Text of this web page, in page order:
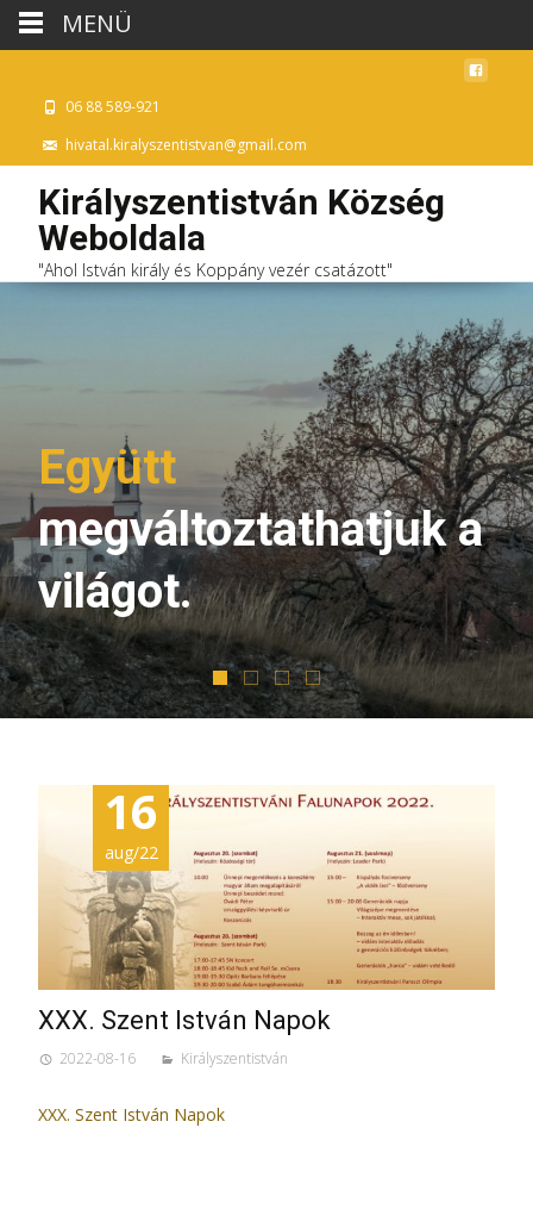
06 88 589-921
hivatal.kiralyszentistvan@gmail.com
Királyszentistván Község
Weboldala
"Ahol István király és Koppány vezér csatázott"
Együtt
megváltoztathatjuk a
világot.
16
aug/22
XXX. Szent István Napok
2022-08-16 Királyszentistván
XXX. Szent István Napok
MENÜ